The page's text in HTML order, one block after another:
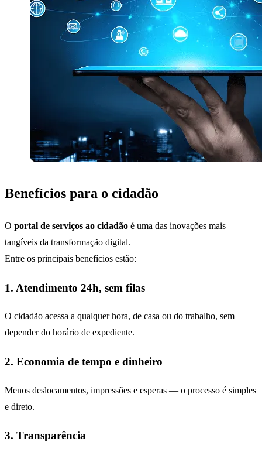
Benefícios para o cidadão
O portal de serviços ao cidadão é uma das inovações mais
tangíveis da transformação digital.
Entre os principais benefícios estão:
1. Atendimento 24h, sem filas
O cidadão acessa a qualquer hora, de casa ou do trabalho, sem
depender do horário de expediente.
2. Economia de tempo e dinheiro
Menos deslocamentos, impressões e esperas — o processo é simples
e direto.
3. Transparência